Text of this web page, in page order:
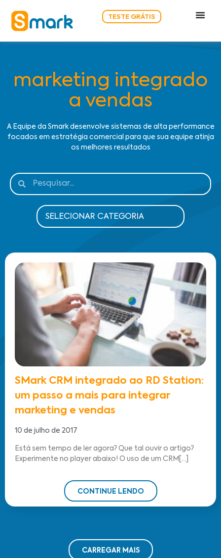
TESTE GRÁTIS
marketing integrado
a vendas
A Equipe da Smark desenvolve sistemas de alta performance
focados em estratégia comercial para que sua equipe atinja
os melhores resultados
SMark CRM integrado ao RD Station:
um passo a mais para integrar
marketing e vendas
10 de julho de 2017
Está sem tempo de ler agora? Que tal ouvir o artigo?
Experimente no player abaixo! O uso de um CRM[...]
CONTINUE LENDO
CARREGAR MAIS